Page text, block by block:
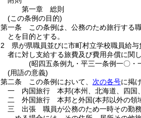
第一章
総則
(この条例の目的)
第一条
この条例は、公務のため旅行する
とを目的とする。
2
県が県職員並びに市町村立学校職員給与
者に対し支給する旅費及び費用弁償に関
(昭四五条例九・平三一条例一〇・
(用語の意義)
第二条
この条例において、 次の各号に掲
一
内国旅行 本邦(本州、北海道、四国
二
外国旅行 本邦と外国(本邦以外の領
三
出張 職員が公務のため一時その勤